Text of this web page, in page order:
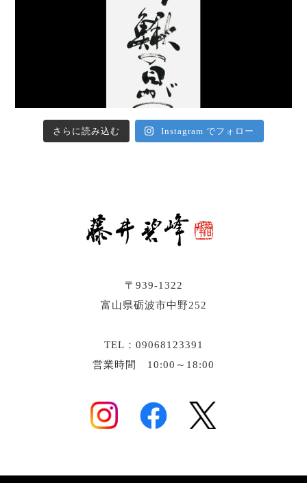
〒939-1322
富山県砺波市中野252
TEL：09068123391
営業時間 10:00～18:00
さらに読み込む Instagram でフォロー